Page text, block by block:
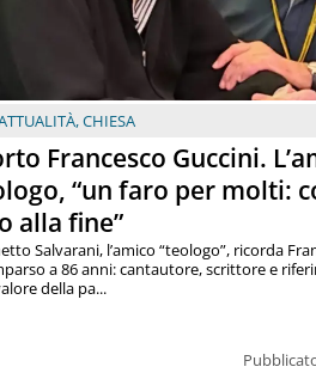
,CHIESA
Francesco Guccini.
“un faro per molti:
alla fine”
Salvarani, l’amico “teologo”, ricorda
a 86 anni: cantautore, scrittore e
della pa...